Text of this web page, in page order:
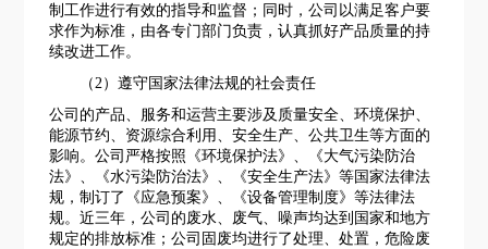
制工作进行有效的指导和监督；同时，公司以满足客户要
求作为标准，由各专门部门负责，认真抓好产品质量的持
续改进工作。
（2）遵守国家法律法规的社会责任
公司的产品、服务和运营主要涉及质量安全、环境保护、
能源节约、资源综合利用、安全生产、公共卫生等方面的
影响。公司严格按照《环境保护法》、《大气污染防治
法》、《水污染防治法》、《安全生产法》等国家法律法
规，制订了《应急预案》、《设备管理制度》等法律法
规。近三年，公司的废水、废气、噪声均达到国家和地方
规定的排放标准；公司固废均进行了处理、处置，危险废